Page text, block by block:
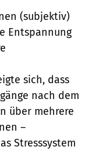
(subjektiv)
Entspannung
sich, dass
nach dem
über mehrere
–
Stresssystem